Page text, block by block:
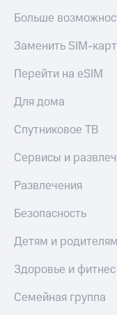
Больше
Заменить SIM-
Перейти на eSIM
Для дома
Спутниковое ТВ
Сервисы и
Развлечения
Безопасность
Детям и родителям
Здоровье и фитнес
Семейная группа